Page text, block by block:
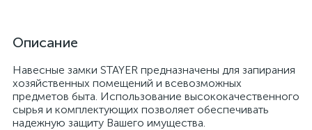
Описание
Навесные замки STAYER предназначены для запирания
хозяйственных помещений и всевозможных
предметов быта. Использование высококачественного
сырья и комплектующих позволяет обеспечивать
надежную защиту Вашего имущества.